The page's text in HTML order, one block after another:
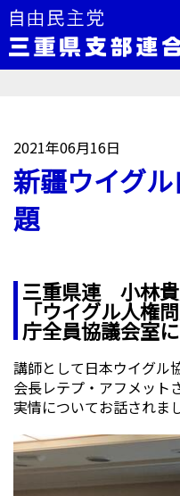
2021年06月16日
新疆ウイグ
題
三重県連 小林
「ウイグル人権
庁全員協議会室
講師として日本ウイグル
会長レテプ・アフメット
実情についてお話されま